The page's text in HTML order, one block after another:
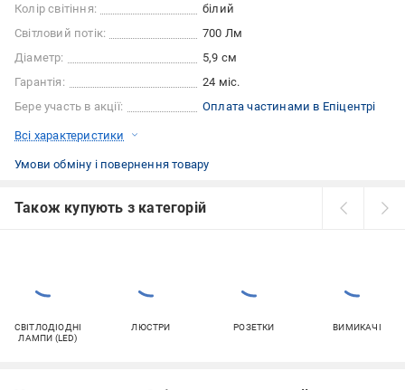
Колір світіння:
білий
Світловий потік:
700 Лм
Діаметр:
5,9 см
Гарантія:
24 міс.
Бере участь в акції:
Оплата частинами в Епіцентрі
Всі характеристики
Умови обміну і повернення товару
Також купують з категорій
СВІТЛОДІОДНІ
ЛАМПИ (LED)
ЛЮСТРИ РОЗЕТКИ ВИМИКАЧІ